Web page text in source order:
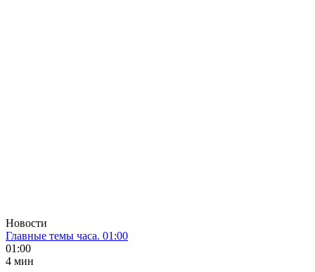
Новости
Главные темы часа. 01:00
01:00
4 мин